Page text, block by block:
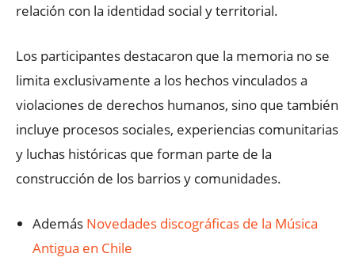
relación con la identidad social y territorial.
Los participantes destacaron que la memoria no se
limita exclusivamente a los hechos vinculados a
violaciones de derechos humanos, sino que también
incluye procesos sociales, experiencias comunitarias
y luchas históricas que forman parte de la
construcción de los barrios y comunidades.
Además Novedades discográficas de la Música
Antigua en Chile